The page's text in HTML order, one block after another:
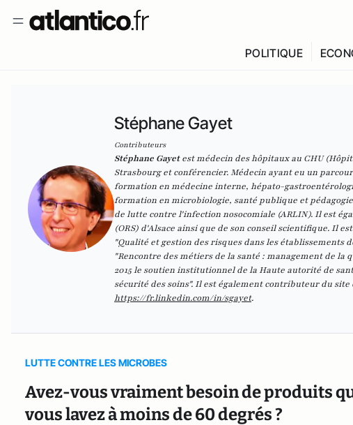
POLITIQUE
Stéphane Gayet
Contributeurs
Stéphane Gayetest médecin des hôpitaux au CHU
Strasbourg et conférencier. Médecin ayant eu un
formation en médecine interne, hépato-
formation en microbiologie, santé publique et
de lutte contre l'infection nosocomiale (ARLIN). Il est
(ORS) d'Alsace ainsi que de son conseil scientifique. Il
"Qualité et gestion des risques dans les établissements
"Rencontre des métiers de la santé : management de la
2015 le soutien institutionnel de la Haute autorité de
sécurité des soins". Il est également contributeur du
https://fr.linkedin.com/in/sgayet.
LUTTE CONTRE LES MICROBES
Avez-vous vraiment besoin de produits
vous lavez à moins de 60 degrés ?